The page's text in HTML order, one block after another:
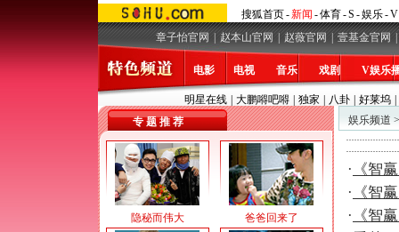
搜狐首页-新闻 -体育-S -娱乐-V
章子怡官网
赵本山官网 赵薇官网 壹基金官网
电影 电视 音乐 戏剧 V娱乐
明星在线 大鹏嘚吧嘚 独家 八卦 好莱坞
专 题 推 荐
隐秘而伟大 爸爸回来了
娱乐频道
· 《智
· 《智
· 《智